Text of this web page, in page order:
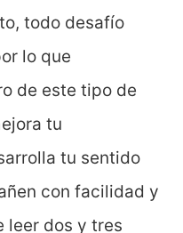
todo desafío
lo que
de este tipo de
tu
tu sentido
con facilidad y
leer dos y tres